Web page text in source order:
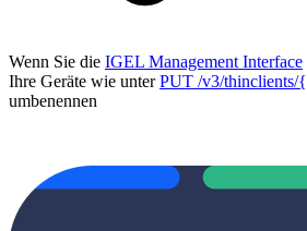
Wenn Sie die IGEL Management Interface
Ihre Geräte wie unterPUT /v3/thinclients/
umbenennen